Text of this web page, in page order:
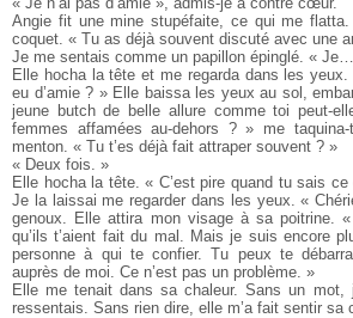
Angie fit une mine stupéfaite, ce qui me
coquet. « Tu as déjà souvent discuté avec une
Je me sentais comme un papillon épinglé. «
Elle hocha la tête et me regarda dans les yeux.
eu d’amie ? » Elle baissa les yeux au sol,
jeune butch de belle allure comme toi peut-
femmes affamées au-dehors ? » me
menton. « Tu t’es déjà fait attraper souvent ? »
« Deux fois. »
Elle hocha la tête. « C’est pire quand tu sais
Je la laissai me regarder dans les yeux. «
genoux. Elle attira mon visage à sa poitrine.
qu’ils t’aient fait du mal. Mais je suis encore
personne à qui te confier. Tu peux te
auprès de moi. Ce n’est pas un problème. »
Elle me tenait dans sa chaleur. Sans un
ressentais. Sans rien dire, elle m’a fait sentir sa